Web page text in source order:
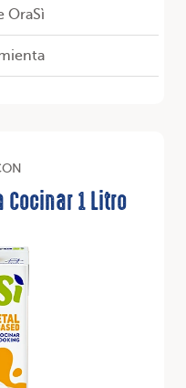
OraSì
Cocinar 1 Litro